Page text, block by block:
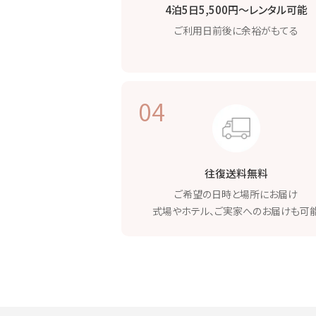
4泊5日5,500円〜レンタル可能
ご利用日前後に余裕がもてる
04
往復送料無料
ご希望の日時と場所にお届け
式場やホテル、 ご実家へのお届けも可